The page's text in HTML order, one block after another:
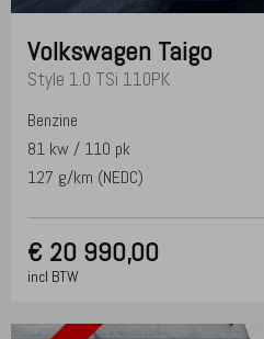
Volkswagen Taigo
Style 1.0 TSi 110PK
Benzine
81 kw / 110 pk
127 g/km (NEDC)
€ 20 990,00
incl BTW